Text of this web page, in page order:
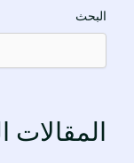
البحث
المقالات